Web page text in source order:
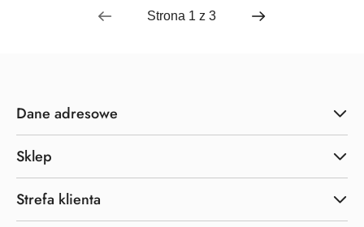
Dane adresowe
Sklep
Strefa klienta